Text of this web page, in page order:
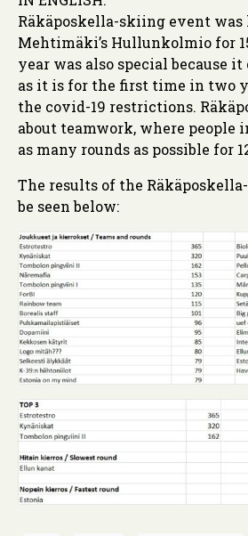
Räkäposkella-skiing event was
Mehtimäki’s Hullunkolmio for
year was also special because it
as it is for the first time in two
the covid-19 restrictions.
about teamwork, where people
as many rounds as possible for
The results of the
be seen below: